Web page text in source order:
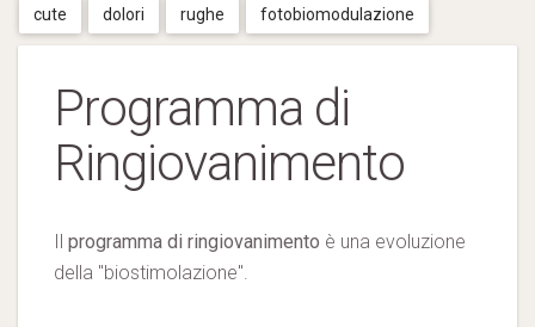
cute dolori rughe fotobiomodulazione
Programma di
Ringiovanimento
Il programma di ringiovanimento è una evoluzione
della "biostimolazione".